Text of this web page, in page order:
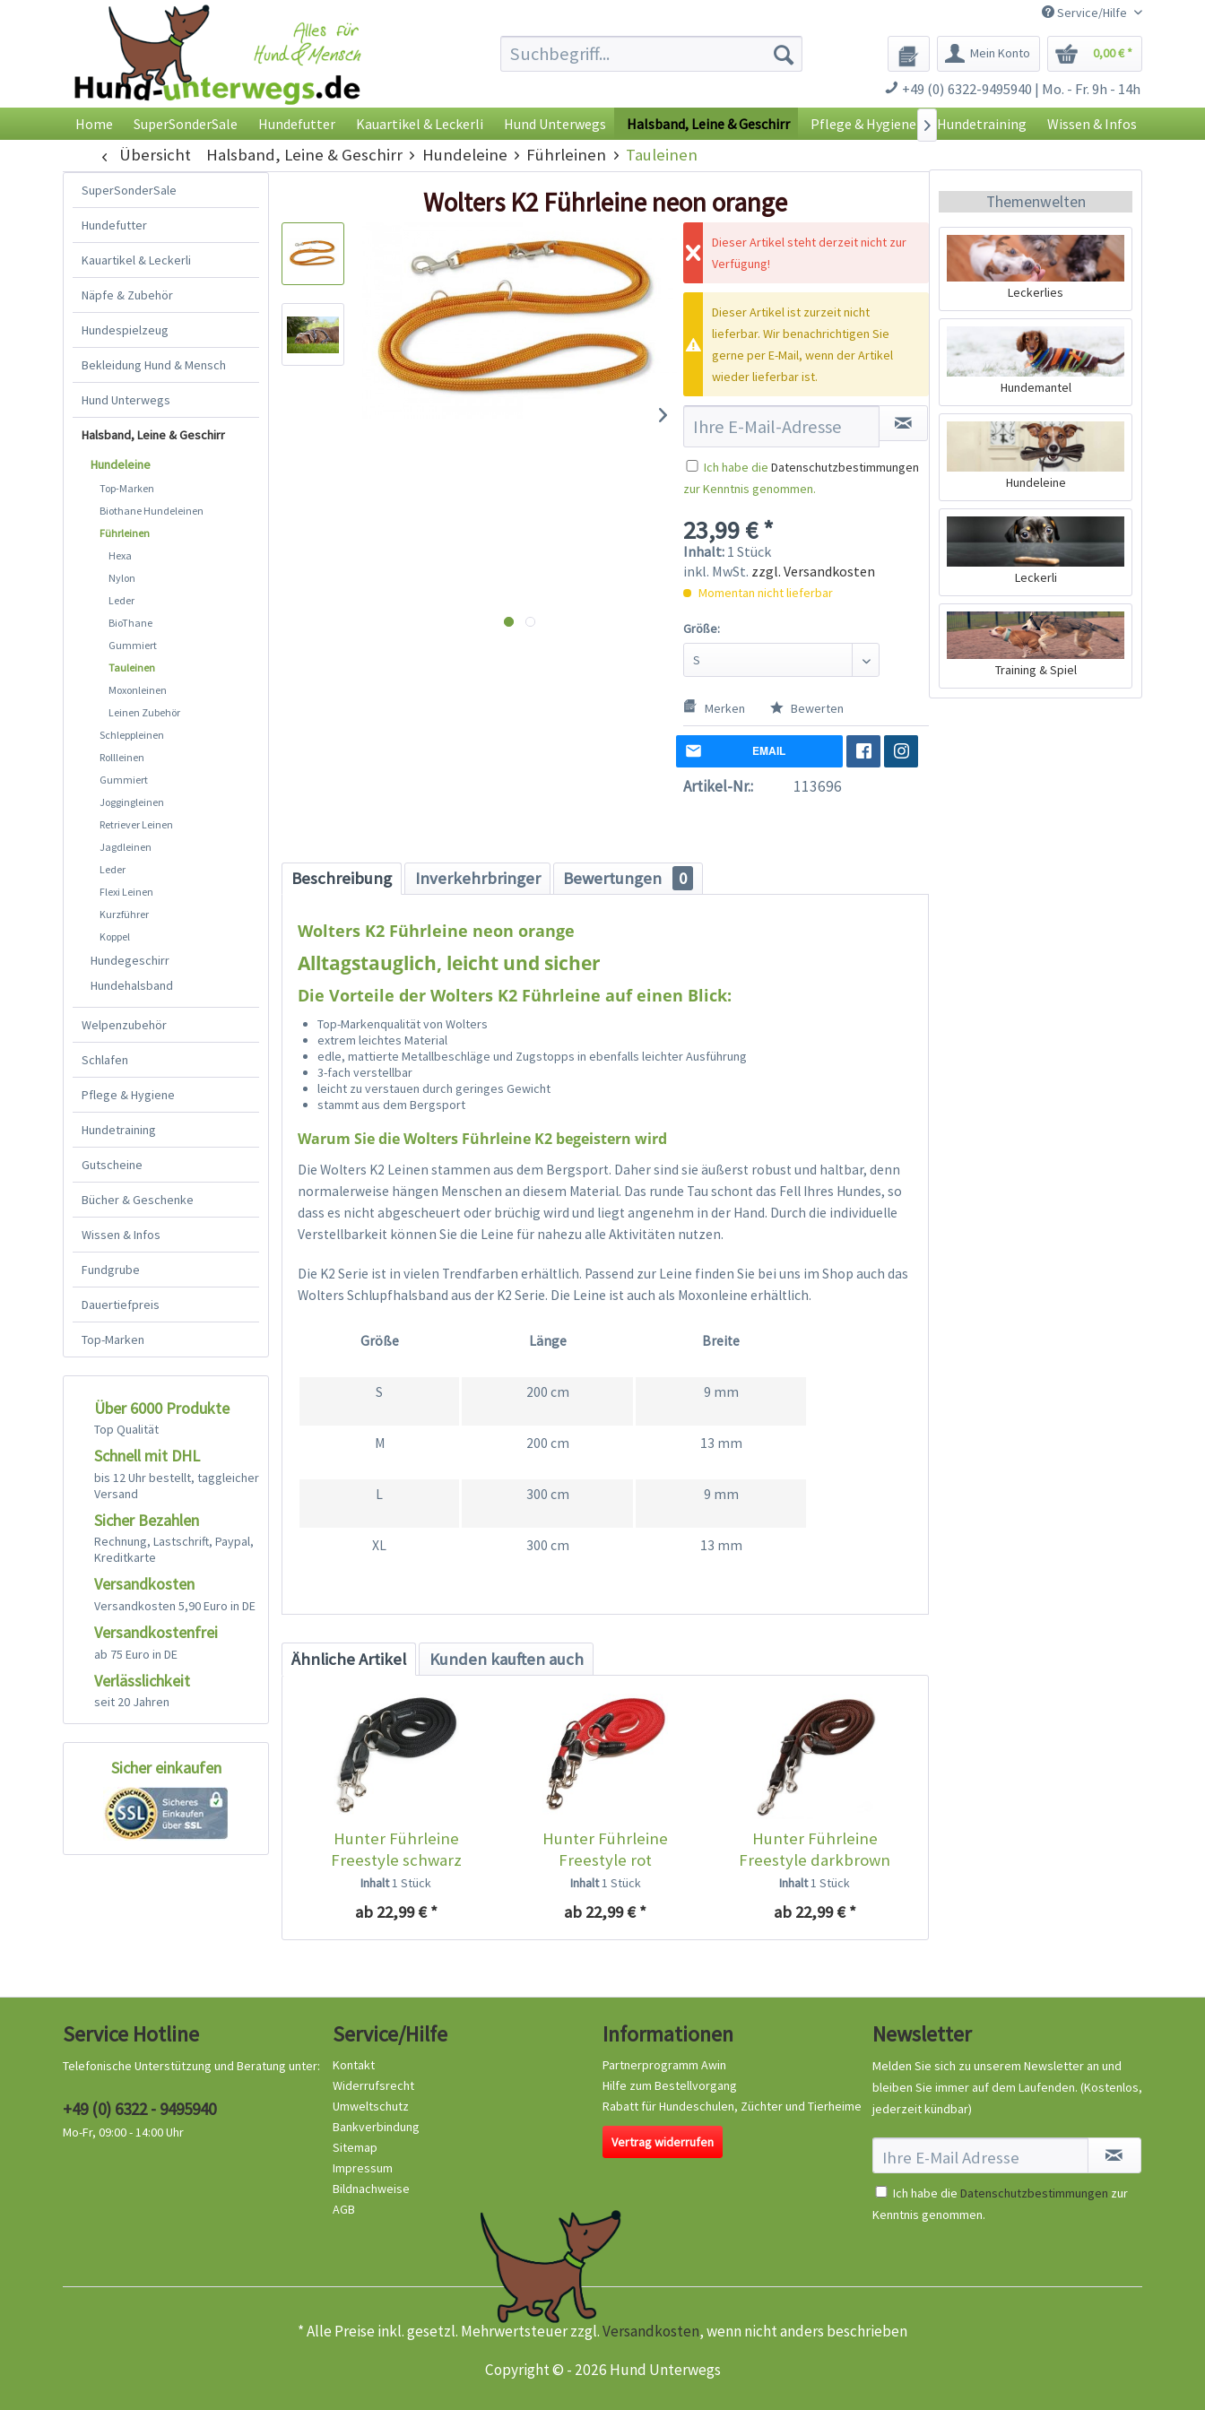
Service/Hilfe
Mein Konto 0,00 € *
+49 (0) 6322-9495940 | Mo. - Fr. 9h - 14h
Home SuperSonderSale Hundefutter Kauartikel & Leckerli Hund Unterwegs Halsband, Leine & Geschirr Pflege & Hygiene Hundetraining Wissen & Infos

Übersicht Halsband, Leine & Geschirr Hundeleine Führleinen Tauleinen
SuperSonderSale
Hundefutter
Kauartikel & Leckerli
Näpfe & Zubehör
Hundespielzeug
Bekleidung Hund & Mensch
Hund Unterwegs
Halsband, Leine & Geschirr
Hundeleine
Top-Marken
Biothane Hundeleinen
Führleinen
Hexa
Nylon
Leder
BioThane
Gummiert
Tauleinen
Moxonleinen
Leinen Zubehör
Schleppleinen
Rollleinen
Gummiert
Joggingleinen
Retriever Leinen
Jagdleinen
Leder
Flexi Leinen
Kurzführer
Koppel
Hundegeschirr
Hundehalsband
Welpenzubehör
Schlafen
Pflege & Hygiene
Hundetraining
Gutscheine
Bücher & Geschenke
Wissen & Infos
Fundgrube
Dauertiefpreis
Top-Marken
Über 6000 Produkte
Top Qualität
Schnell mit DHL
bis 12 Uhr bestellt, taggleicher
Versand
Sicher Bezahlen
Rechnung, Lastschrift, Paypal,
Kreditkarte
Versandkosten
Versandkosten 5,90 Euro in DE
Versandkostenfrei
ab 75 Euro in DE
Verlässlichkeit
seit 20 Jahren
Sicher einkaufen
Wolters K2 Führleine neon orange
Dieser Artikel steht derzeit nicht zur
Verfügung!
Dieser Artikel ist zurzeit nicht
lieferbar. Wir benachrichtigen Sie
gerne per E-Mail, wenn der Artikel
wieder lieferbar ist.
Ich habe die Datenschutzbestimmungen
zur Kenntnis genommen.
23,99 € *
Inhalt: 1 Stück
inkl. MwSt. zzgl. Versandkosten
Momentan nicht lieferbar
Größe:
Merken Bewerten
EMAIL
Artikel-Nr.: 113696
Beschreibung Inverkehrbringer Bewertungen 0
Wolters K2 Führleine neon orange
Alltagstauglich, leicht und sicher
Die Vorteile der Wolters K2 Führleine auf einen Blick:
Top-Markenqualität von Wolters
extrem leichtes Material
edle, mattierte Metallbeschläge und Zugstopps in ebenfalls leichter Ausführung
3-fach verstellbar
leicht zu verstauen durch geringes Gewicht
stammt aus dem Bergsport
Warum Sie die Wolters Führleine K2 begeistern wird
Die Wolters K2 Leinen stammen aus dem Bergsport. Daher sind sie äußerst robust und haltbar, denn
normalerweise hängen Menschen an diesem Material. Das runde Tau schont das Fell Ihres Hundes, so
dass es nicht abgescheuert oder brüchig wird und liegt angenehm in der Hand. Durch die individuelle
Verstellbarkeit können Sie die Leine für nahezu alle Aktivitäten nutzen.
Die K2 Serie ist in vielen Trendfarben erhältlich. Passend zur Leine finden Sie bei uns im Shop auch das
Wolters Schlupfhalsband aus der K2 Serie. Die Leine ist auch als Moxonleine erhältlich.
Größe Länge Breite
S 200 cm 9 mm
M 200 cm 13 mm
L 300 cm 9 mm
XL 300 cm 13 mm
Ähnliche Artikel Kunden kauften auch
Hunter Führleine
Freestyle schwarz
Inhalt1 Stück
ab 22,99 € *
Hunter Führleine
Freestyle rot
Inhalt1 Stück
ab 22,99 € *
Hunter Führleine
Freestyle darkbrown
Inhalt1 Stück
ab 22,99 € *
Themenwelten
Leckerlies
Hundemantel
Hundeleine
Leckerli
Training & Spiel
Service Hotline
Telefonische Unterstützung und Beratung unter:
+49 (0) 6322 - 9495940
Mo-Fr, 09:00 - 14:00 Uhr
Service/Hilfe
Kontakt
Widerrufsrecht
Umweltschutz
Bankverbindung
Sitemap
Impressum
Bildnachweise
AGB
Informationen
Partnerprogramm Awin
Hilfe zum Bestellvorgang
Rabatt für Hundeschulen, Züchter und Tierheime
Vertrag widerrufen
Newsletter
Melden Sie sich zu unserem Newsletter an und
bleiben Sie immer auf dem Laufenden. (Kostenlos,
jederzeit kündbar)
Ich habe die Datenschutzbestimmungen zur
Kenntnis genommen.
* Alle Preise inkl. gesetzl. Mehrwertsteuer zzgl.Versandkosten, wenn nicht anders beschrieben
Copyright © - 2026 Hund Unterwegs